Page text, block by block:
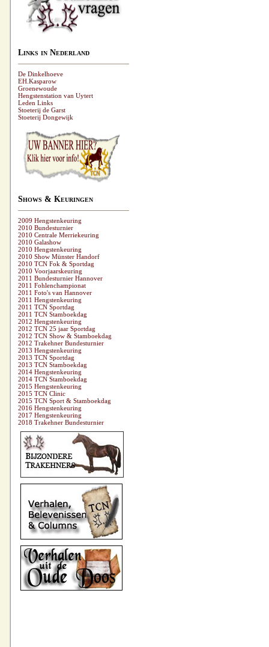
Links in Nederland
De Dinkelhoeve
EH.Kasparow
Groenewoude
Hengstenstation van Uytert
Leden Links
Stoeterij de Garst
Stoeterij Dongewijk
Shows & Keuringen
2009 Hengstenkeuring
2010 Bundesturnier
2010 Centrale Merriekeuring
2010 Galashow
2010 Hengstenkeuring
2010 Show Münster Handorf
2010 TCN Fok & Sportdag
2010 Voorjaarskeuring
2011 Bundesturnier Hannover
2011 Fohlenchampionat
2011 Foto's van Hannover
2011 Hengstenkeuring
2011 TCN Sportdag
2011 TCN Stamboekdag
2012 Hengstenkeuring
2012 TCN 25 jaar Sportdag
2012 TCN Show & Stamboekdag
2012 Trakehner Bundesturnier
2013 Hengstenkeuring
2013 TCN Sportdag
2013 TCN Stamboekdag
2014 Hengstenkeuring
2014 TCN Stamboekdag
2015 Hengstenkeuring
2015 TCN Clinic
2015 TCN Sport & Stamboekdag
2016 Hengstenkeuring
2017 Hengstenkeuring
2018 Trakehner Bundesturnier